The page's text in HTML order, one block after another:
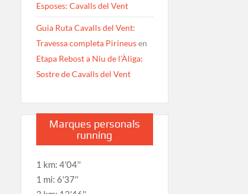
Esposes: Cavalls del Vent
Guia Ruta Cavalls del Vent:
Travessa completa Pirineusen
Etapa Rebost a Niu de l’Àliga:
Sostre de Cavalls del Vent
Marques personals
running
1 km: 4'04''
1 mi: 6'37''